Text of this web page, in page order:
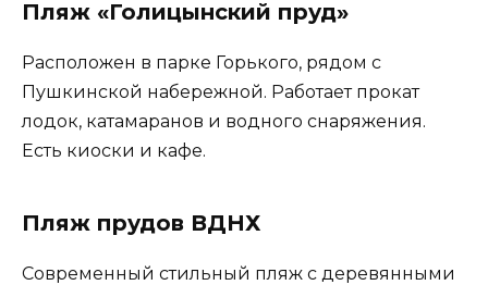
Пляж «Голицынский пруд»
Расположен в парке Горького, рядом с
Пушкинской набережной. Работает прокат
лодок, катамаранов и водного снаряжения.
Есть киоски и кафе.
Пляж прудов ВДНХ
Современный стильный пляж с деревянными